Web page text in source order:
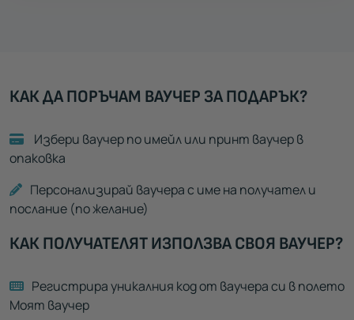
КАК ДА ПОРЪЧАМ ВАУЧЕР ЗА ПОДАРЪК?
Избери ваучер по имейл или принт ваучер в
опаковка
Персонализирай ваучера с име на получател и
послание (по желание)
КАК ПОЛУЧАТЕЛЯТ ИЗПОЛЗВА СВОЯ ВАУЧЕР?
Регистрира уникалния код от ваучера си в полето
Моят ваучер